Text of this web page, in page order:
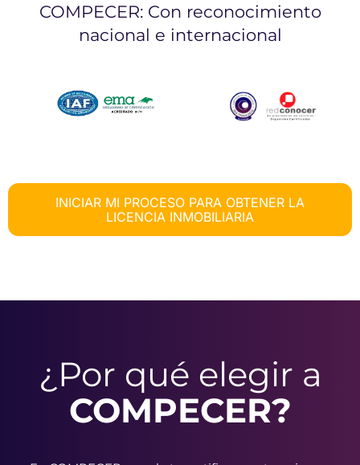
COMPECER: Con reconocimiento
nacional e internacional
INICIAR MI PROCESO PARA OBTENER LA
LICENCIA INMOBILIARIA
¿Por qué elegir a
COMPECER?